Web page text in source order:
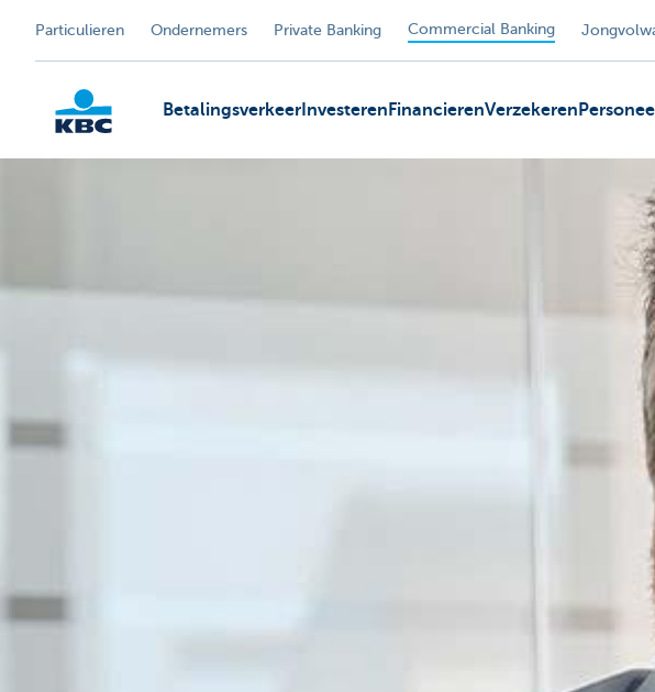
Particulieren Ondernemers Private Banking Commercial Banking
Betalingsverkeer Investeren FinancierenVerzekeren